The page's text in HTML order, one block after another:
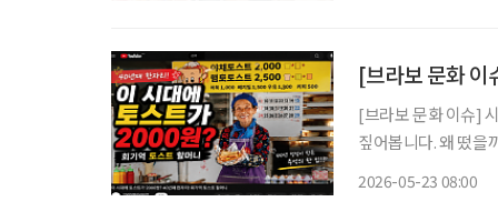
[브라보 문화 이
[브라보 문화 이슈]
짚어봅니다. 왜 떴을까? 요즘 유튜브를 보면 한국의 스트리트푸드(길거리 음식)를 조명한 콘
2026-05-23 08:00